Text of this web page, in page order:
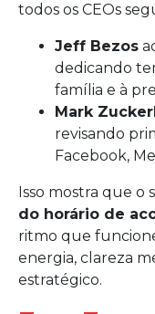
todos os CEOs
Jeff Bezos
dedicando
família e à
Mark
revisando
Facebook,
Isso mostra que o
do horário de
ritmo que
energia, clareza
estratégico.